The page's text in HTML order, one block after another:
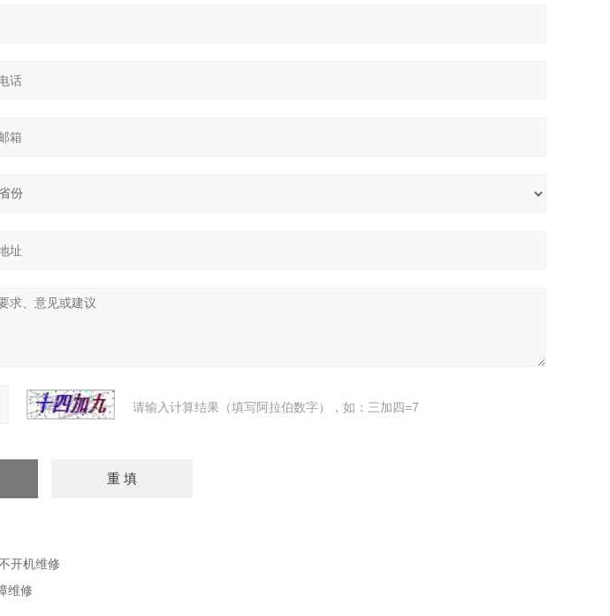
请输入计算结果（填写阿拉伯数字），如：三加四=7
开机维修
维修